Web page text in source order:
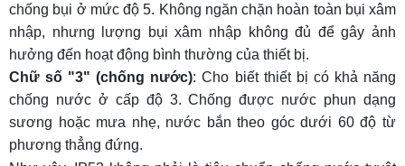
chống bụi ở mức độ 5. Không ngăn chặn hoàn toàn bụi xâm
nhập, nhưng lượng bụi xâm nhập không đủ để gây ảnh
hưởng đến hoạt động bình thường của thiết bị.
Chữ số "3" (chống nước): Cho biết thiết bị có khả năng
chống nước ở cấp độ 3. Chống được nước phun dạng
sương hoặc mưa nhẹ, nước bắn theo góc dưới 60 độ từ
phương thẳng đứng.